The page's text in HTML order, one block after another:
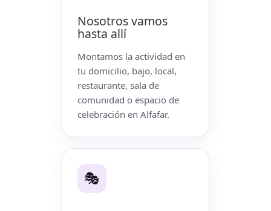
Nosotros vamos
hasta allí
Montamos la actividad en
tu domicilio, bajo, local,
restaurante, sala de
comunidad o espacio de
celebración en Alfafar.
🎭